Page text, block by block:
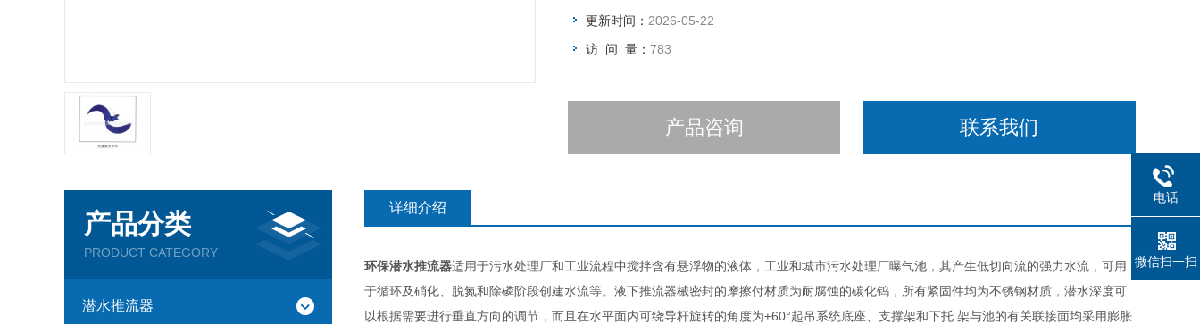
更新时间： 2026-05-22
访 问 量： 783
产品咨询 联系我们
产品分类
PRODUCT CATEGORY
潜水推流器
详细介绍
环保潜水推流器适用于污水处理厂和工业流程中搅拌含有悬浮物的液体，工业和城市污水处理厂曝气池，其产生低切向流的强力水流，可用
于循环及硝化、脱氮和除磷阶段创建水流等。液下推流器械密封的摩擦付材质为耐腐蚀的碳化钨，所有紧固件均为不锈钢材质，潜水深度可
以根据需要进行垂直方向的调节，而且在水平面内可绕导杆旋转的角度为±60°起吊系统底座、支撑架和下托 架与池的有关联接面均采用膨胀
电话
微信扫一扫